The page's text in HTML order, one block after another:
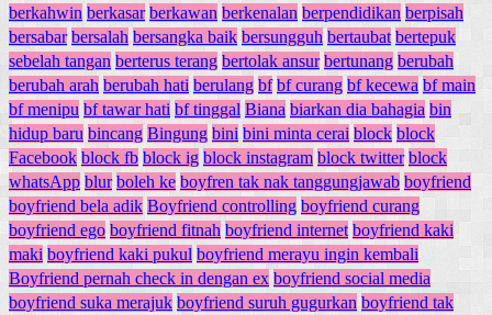
berkahwin berkasar berkawan berkenalan berpendidikan berpisah
bersabar bersalah bersangka baik bersungguh bertaubat bertepuk
sebelah tangan berterus terang bertolak ansur bertunang berubah
berubah arah berubah hati berulang bf bf curang bf kecewa bf main
bf menipu bf tawar hati bf tinggal Biana biarkan dia bahagia bin
hidup baru bincang Bingung bini bini minta cerai block block
Facebook block fb block ig block instagram block twitter block
whatsApp blur boleh ke boyfren tak nak tanggungjawab boyfriend
boyfriend bela adik Boyfriend controlling boyfriend curang
boyfriend ego boyfriend fitnah boyfriend internet boyfriend kaki
maki boyfriend kaki pukul boyfriend merayu ingin kembali
Boyfriend pernah check in dengan ex boyfriend social media
boyfriend suka merajuk boyfriend suruh gugurkan boyfriend tak